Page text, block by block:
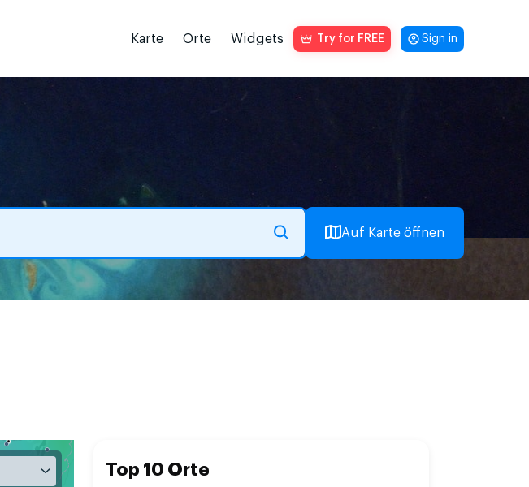
Karte Orte Widgets Try for FREE Sign in
Auf Karte öffnen
Top 10 Orte